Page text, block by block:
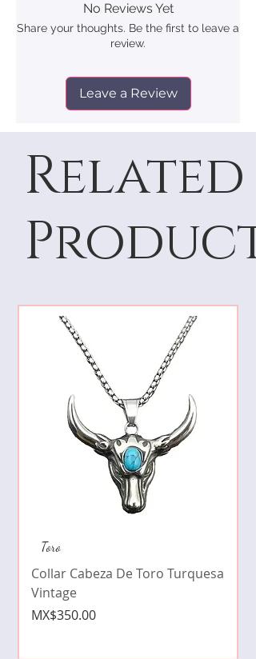
No Reviews Yet
Share your thoughts. Be the first to leave a
review.
Leave a Review
Related
Products
Toro
Collar Cabeza De Toro Turquesa
Vintage
Price
MX$350.00